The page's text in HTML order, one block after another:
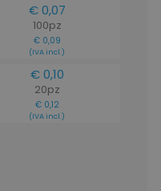
€ 0,07
100pz
€ 0,09
(IVA incl.)
€ 0,10
20pz
€ 0,12
(IVA incl.)